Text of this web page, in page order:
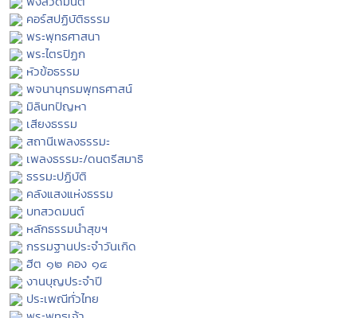
คอร์สปฏิบัติธรรม
พระพุทธศาสนา
พระไตรปิฏก
หัวข้อธรรม
พจนานุกรมพุทธศาสน์
มิลินทปัญหา
เสียงธรรม
สถานีเพลงธรรมะ
เพลงธรรมะ/ดนตรีสมาธิ
ธรรมะปฏิบัติ
คลังแสงแห่งธรรม
บทสวดมนต์
หลักธรรมนำสุขฯ
กรรมฐานประจำวันเกิด
ฮีต ๑๒ คอง ๑๔
งานบุญประจำปี
ประเพณีทั่วไทย